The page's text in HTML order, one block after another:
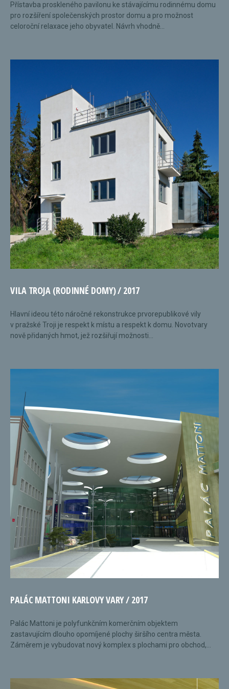
Přístavba proskleného pavilonu ke stávajícímu rodinnému domu
pro rozšíření společenských prostor domu a pro možnost
celoroční relaxace jeho obyvatel. Návrh vhodně...
VILA TROJA (RODINNÉ DOMY) / 2017
Hlavní ideou této náročné rekonstrukce prvorepublikové vily
v pražské Troji je respekt k místu a respekt k domu. Novotvary
nově přidaných hmot, jež rozšiřují možnosti...
PALÁC MATTONI KARLOVY VARY / 2017
Palác Mattoni je polyfunkčním komerčním objektem
zastavujícím dlouho opomíjené plochy širšího centra města.
Záměrem je vybudovat nový komplex s plochami pro obchod,...